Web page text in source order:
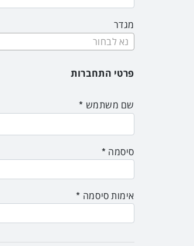
מגדר
נא לבחור
פרטי התחברות
שם משתמש
סיסמה
אימות סיסמה